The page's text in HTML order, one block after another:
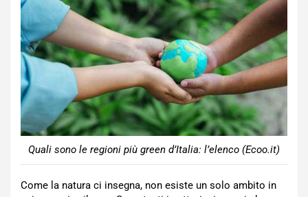
Quali sono le regioni più green d’Italia: l’elenco (Ecoo.it)
Come la natura ci insegna, non esiste un solo ambito in